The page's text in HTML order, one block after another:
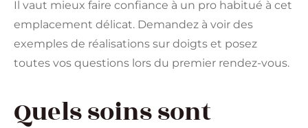
Il vaut mieux faire confiance à un pro habitué à cet
emplacement délicat. Demandez à voir des
exemples de réalisations sur doigts et posez
toutes vos questions lors du premier rendez-vous.
Quels soins sont